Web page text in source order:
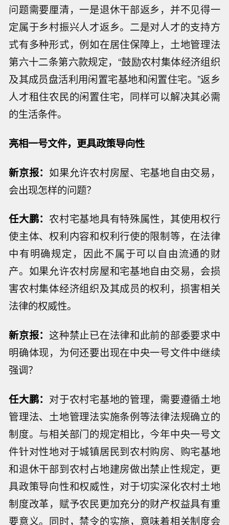
问题需要厘清，一是退休干部返乡，并不见得一
定属于乡村振兴人才返乡。二是对人才的支持方
式有多种形式，例如在居住保障上，土地管理法
第六十二条第六款规定，“鼓励农村集体经济组织
及其成员盘活利用闲置宅基地和闲置住宅。”返乡
人才租住农民的闲置住宅，同样可以解决其必需
的生活条件。
亮相一号文件，更具政策导向性
新京报： 如果允许农村房屋、宅基地自由交易，
会出现怎样的问题？
任大鹏： 农村宅基地具有特殊属性，其使用权行
使主体、权利内容和权利行使的限制等，在法律
中有明确规定，因此不属于可以自由流通的财
产。如果允许农村房屋和宅基地自由交易，会损
害农村集体经济组织及其成员的权利，损害相关
法律的权威性。
新京报： 这种禁止已在法律和此前的部委要求中
明确体现，为何还要出现在中央一号文件中继续
强调？
任大鹏： 对于农村宅基地的管理，需要遵循土地
管理法、土地管理法实施条例等法律法规确立的
制度。与相关部门的规定相比，今年中央一号文
件针对性地对于城镇居民到农村购房、购宅基地
和退休干部到农村占地建房做出禁止性规定，更
具政策导向性和权威性，对于切实深化农村土地
制度改革，赋予农民更加充分的财产权益具有重
要意义。同时，禁令的实施，意味着相关制度会